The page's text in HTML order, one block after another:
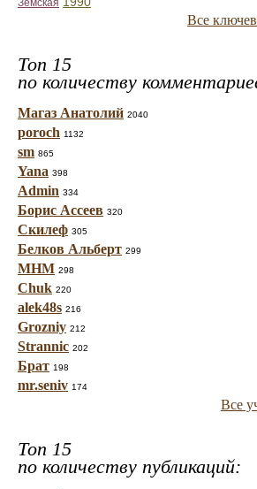
Земская
Все
Топ 15
по количеству
Магаз Анатолий 2040
poroch 1132
sm 865
Yana 398
Admin 334
Борис Ассеев 320
Скилеф 305
Белков Альберт 299
МНМ 298
Chuk 220
alek48s 216
Grozniy 212
Strannic 202
Брат 198
mr.seniv 174
Все
Топ 15
по количеству публикаций: